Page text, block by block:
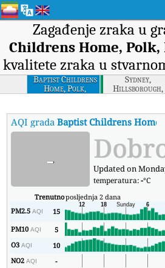
Zagađenje zraka u
Childrens Home,
kvalitete zraka u
Baptist Childrens
Home, Polk,
Florida
Sydney,
Hillsborough,
Florida
AQI gradaBaptist Childrens
- Updated on
temperatura:-°C
Trenutnoposljednja 2 dana
PM2.5AQI 15
PM10AQI 5
O3AQI 10
NO2AQI -